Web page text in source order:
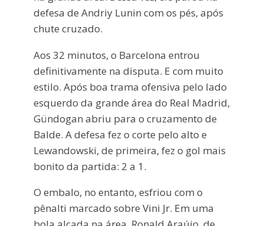
defesa de Andriy Lunin com os pés, após
chute cruzado.
Aos 32 minutos, o Barcelona entrou
definitivamente na disputa. E com muito
estilo. Após boa trama ofensiva pelo lado
esquerdo da grande área do Real Madrid,
Gündogan abriu para o cruzamento de
Balde. A defesa fez o corte pelo alto e
Lewandowski, de primeira, fez o gol mais
bonito da partida: 2 a 1.
O embalo, no entanto, esfriou com o
pênalti marcado sobre Vini Jr. Em uma